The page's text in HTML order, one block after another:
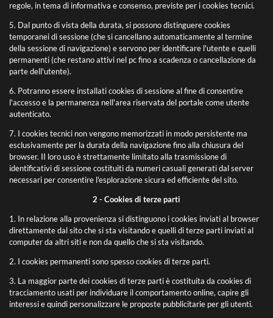
regole, in tema di informativa e consenso, previste per i cookies tecnici.
5. Dal punto di vista della durata, si possono distinguere cookies
temporanei di sessione (che si cancellano automaticamente al termine
della sessione di navigazione) e servono per identificare l'utente e quelli
permanenti (che restano attivi nel pc fino a scadenza o cancellazione da
parte dell'utente).
6. Potranno essere installati cookies di sessione al fine di consentire
l'accesso e la permanenza nell'area riservata del portale come utente
autenticato.
7. I cookies tecnici non vengono memorizzati in modo persistente ma
esclusivamente per la durata della navigazione fino alla chiusura del
browser. II loro uso è strettamente limitato alla trasmissione di
identificativi di sessione costituiti da numeri casuali generati dal server
necessari per consentire l'esplorazione sicura ed efficiente del sito.
2 - Cookies di terze parti
1. In relazione alla provenienza si distinguono i cookies inviati al browser
direttamente dal sito che si sta visitando e quelli di terze parti inviati al
computer da altri siti e non da quello che si sta visitando.
2. I cookies permanenti sono spesso cookies di terze parti.
3. La maggior parte dei cookies di terze parti è costituita da cookies di
tracciamento usati per individuare il comportamento online, capire gli
interessi e quindi personalizzare le proposte pubblicitarie per gli utenti.